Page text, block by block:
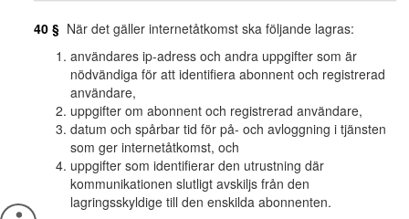
40 § När det gäller internetåtkomst ska följande lagras:
användares ip-adress och andra uppgifter som är
nödvändiga för att identifiera abonnent och registrerad
användare,
uppgifter om abonnent och registrerad användare,
datum och spårbar tid för på- och avloggning i tjänsten
som ger internetåtkomst, och
uppgifter som identifierar den utrustning där
kommunikationen slutligt avskiljs från den
lagringsskyldige till den enskilda abonnenten.